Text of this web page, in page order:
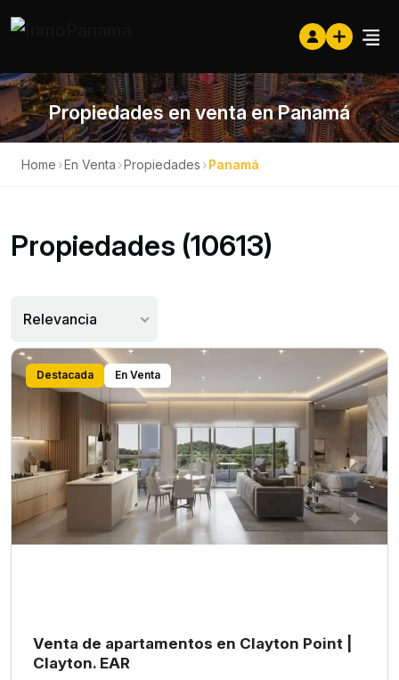
Propiedades en venta en Panamá
Home ›En Venta ›Propiedades ›Panamá
Propiedades (10613)
Relevancia
Destacada En Venta
Venta de apartamentos en Clayton Point |
Clayton. EAR